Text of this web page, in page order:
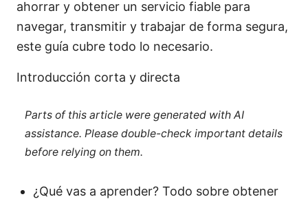
ahorrar y obtener un servicio fiable para
navegar, transmitir y trabajar de forma segura,
este guía cubre todo lo necesario.
Introducción corta y directa
Parts of this article were generated with AI
assistance. Please double-check important details
before relying on them.
¿Qué vas a aprender? Todo sobre obtener